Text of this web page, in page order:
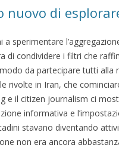
nuovo di
a sperimentare
di condividere i filtri che
da partecipare tutti alla
rivolte in Iran, che
e il citizen journalism ci
informativa e
stavano diventando
non era ancora